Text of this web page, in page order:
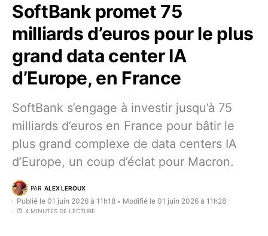
SoftBank promet 75
milliards d’euros pour le plus
grand data center IA
d’Europe, en France
SoftBank s’engage à investir jusqu’à 75
milliards d’euros en France pour bâtir le
plus grand complexe de data centers IA
d’Europe, un coup d’éclat pour Macron.
PAR ALEX LEROUX
Publié le 01 juin 2026 à 11h18 • Modifié le 01 juin 2026 à 11h28
4 MINUTES DE LECTURE